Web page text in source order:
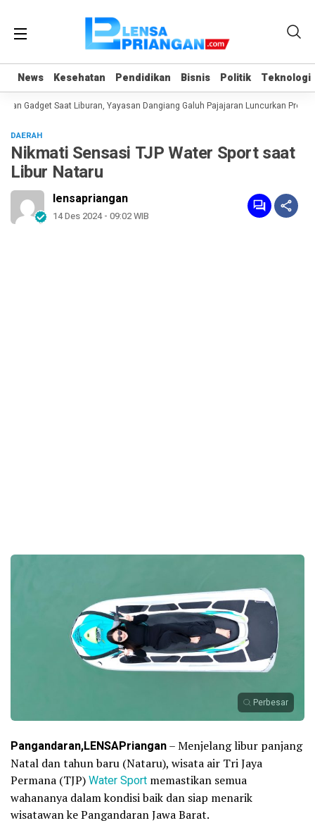
News Kesehatan Pendidikan Bisnis Politik Teknologi
News Kesehatan Pendidikan Bisnis Politik Teknologi
Gadget Saat Liburan, Yayasan Dangiang Galuh Pajajaran Luncurkan
DAERAH
Nikmati Sensasi TJP Water Sport saat
Libur Nataru
lensapriangan
14 Des 2024 - 09:02 WIB
Perbesar
Pangandaran,LENSAPriangan– Menjelang libur panjang
Natal dan tahun baru (Nataru), wisata air Tri Jaya
Permana (TJP)Water Sport memastikan semua
wahananya dalam kondisi baik dan siap menarik
wisatawan ke Pangandaran Jawa Barat.